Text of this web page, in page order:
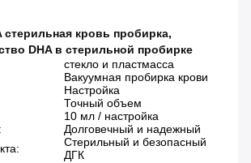
стерильная кровь пробирка,
DHA в стерильной пробирке
стекло и пластмасса
Вакуумная пробирка крови
Настройка
Точный объем
10 мл / настройка
Долговечный и надежный
Стерильный и безопасный
ДГК